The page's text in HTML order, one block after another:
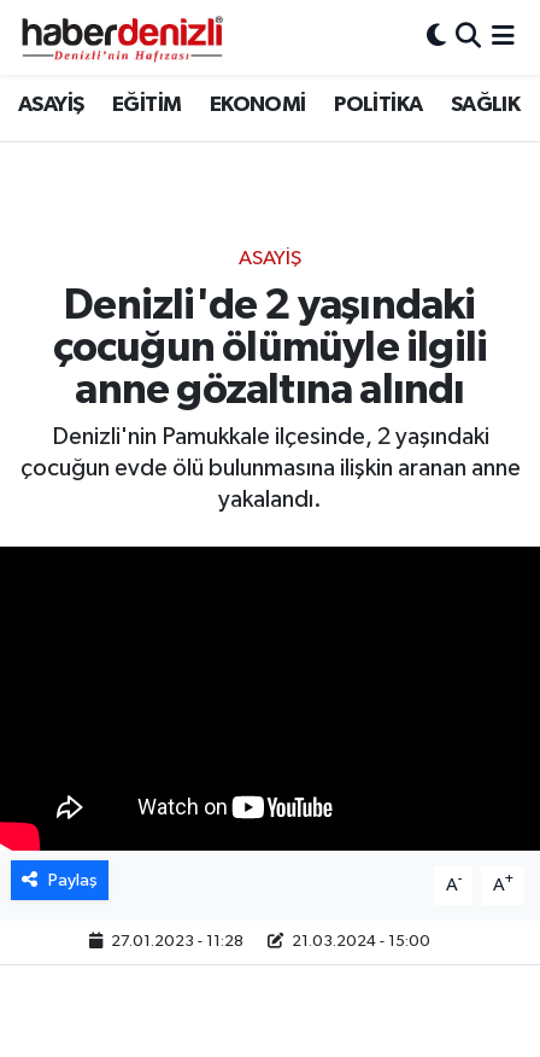
ASAYİŞ EĞİTİM EKONOMİ POLİTİKA SAĞLIK
ASAYİŞ
Denizli'de 2 yaşındaki
çocuğun ölümüyle ilgili
anne gözaltına alındı
Denizli'nin Pamukkale ilçesinde, 2 yaşındaki
çocuğun evde ölü bulunmasına ilişkin aranan anne
yakalandı.
Paylaş A- A+
27.01.2023 - 11:28 21.03.2024 - 15:00
Denizli Nöbetçi Eczaneler
Tüm Manşetler
Son Dakika Haberleri
Haber Arşivi